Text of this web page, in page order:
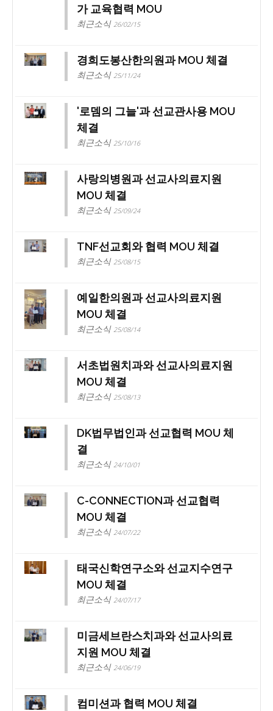
가 교육협력 MOU
최근소식 26/02/15
경희도봉산한의원과 MOU 체결
최근소식 25/11/24
'로뎀의 그늘'과 선교관사용 MOU
체결
최근소식 25/10/16
사랑의병원과 선교사의료지원
MOU 체결
최근소식 25/09/24
TNF선교회와 협력 MOU 체결
최근소식 25/08/15
예일한의원과 선교사의료지원
MOU 체결
최근소식 25/08/14
서초법원치과와 선교사의료지원
MOU 체결
최근소식 25/08/13
DK법무법인과 선교협력 MOU 체
결
최근소식 24/10/01
C-CONNECTION과 선교협력
MOU 체결
최근소식 24/07/22
태국신학연구소와 선교지수연구
MOU 체결
최근소식 24/07/17
미금세브란스치과와 선교사의료
지원 MOU 체결
최근소식 24/06/19
컴미션과 협력 MOU 체결